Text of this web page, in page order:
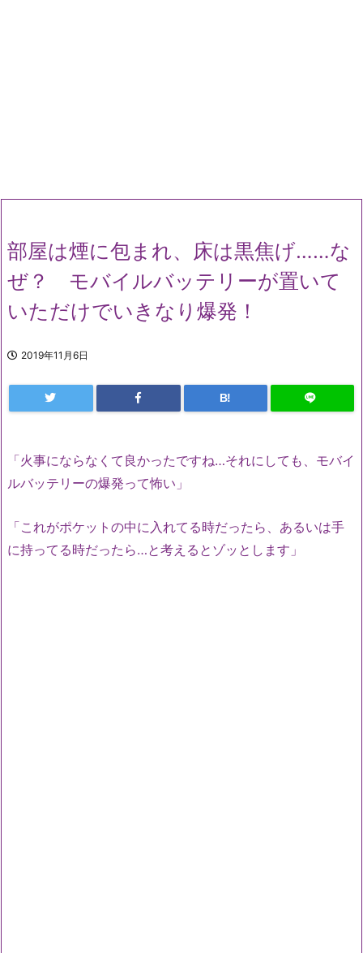
部屋は煙に包まれ、床は黒焦げ……な
ぜ？ モバイルバッテリーが置いて
いただけでいきなり爆発！
2019年11月6日
B!
「火事にならなくて良かったですね…それにしても、モバイ
ルバッテリーの爆発って怖い」
「これがポケットの中に入れてる時だったら、あるいは手
に持ってる時だったら…と考えるとゾッとします」